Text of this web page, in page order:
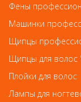
Отзывы
Ваш отзыв
Напишите
Комментарий
Фены
Машинки
Щипцы
Щипцы для волос
Плойки для волос
Лампы для